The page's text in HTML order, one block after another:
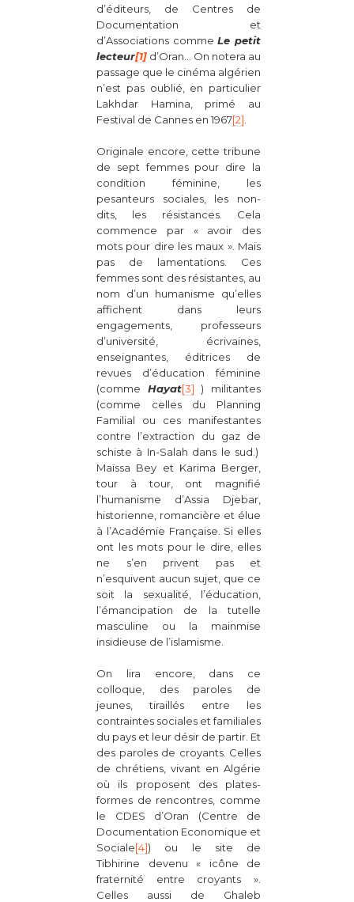
d’éditeurs, de Centres de
Documentation et
d’Associations commeLe petit
lecteur[1] d’Oran… On notera au
passage que le cinéma algérien
n’est pas oublié, en particulier
Lakhdar Hamina, primé au
Festival de Cannes en 1967[2]
Originale encore, cette tribune
de sept femmes pour dire la
condition féminine, les
pesanteurs sociales, les non-
dits, les résistances. Cela
commence par « avoir des
mots pour dire les maux ». Mais
pas de lamentations. Ces
femmes sont des résistantes, au
nom d’un humanisme qu’elles
affichent dans leurs
engagements, professeurs
d’université, écrivaines,
enseignantes, éditrices de
revues d’éducation féminine
(comme Hayat[3] ) militantes
(comme celles du Planning
Familial ou ces manifestantes
contre l’extraction du gaz de
schiste à In-Salah dans le sud.)
Maïssa Bey et Karima Berger,
tour à tour, ont magnifié
l’humanisme d’Assia Djebar,
historienne, romancière et élue
à l’Académie Française. Si elles
ont les mots pour le dire, elles
ne s’en privent pas et
n’esquivent aucun sujet, que ce
soit la sexualité, l’éducation,
l’émancipation de la tutelle
masculine ou la mainmise
insidieuse de l’islamisme.
On lira encore, dans ce
colloque, des paroles de
jeunes, tiraillés entre les
contraintes sociales et familiales
du pays et leur désir de partir. Et
des paroles de croyants. Celles
de chrétiens, vivant en Algérie
où ils proposent des plates-
formes de rencontres, comme
le CDES d’Oran (Centre de
Documentation Economique et
Sociale[4]) ou le site de
Tibhirine devenu « icône de
fraternité entre croyants ».
Celles aussi de Ghaleb